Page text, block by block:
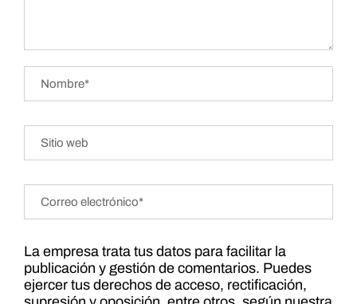
La empresa trata tus datos para facilitar la
publicación y gestión de comentarios. Puedes
ejercer tus derechos de acceso, rectificación,